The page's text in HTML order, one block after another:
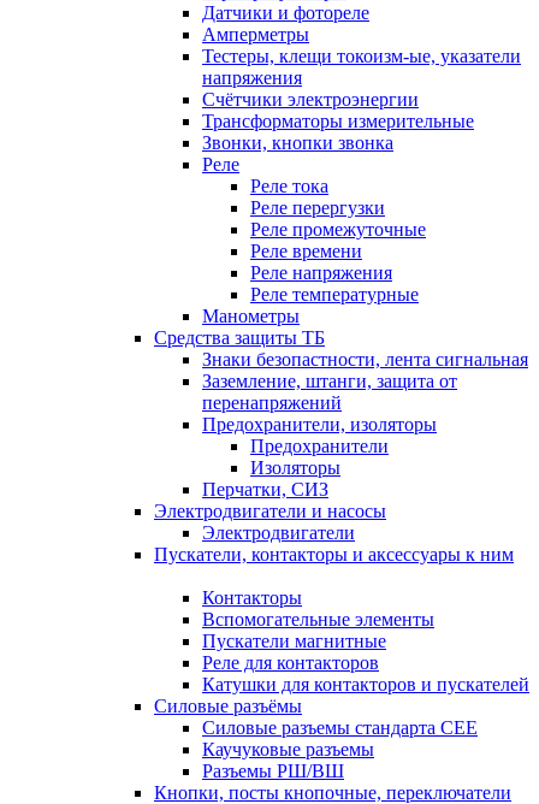
Датчики и фотореле
Амперметры
Тестеры, клещи токоизм-ые, указатели
напряжения
Счётчики электроэнергии
Трансформаторы измерительные
Звонки, кнопки звонка
Реле
Реле тока
Реле перергузки
Реле промежуточные
Реле времени
Реле напряжения
Реле температурные
Манометры
Средства защиты ТБ
Знаки безопастности, лента сигнальная
Заземление, штанги, защита от
перенапряжений
Предохранители, изоляторы
Предохранители
Изоляторы
Перчатки, СИЗ
Электродвигатели и насосы
Электродвигатели
Пускатели, контакторы и аксессуары к ним
Контакторы
Вспомогательные элементы
Пускатели магнитные
Реле для контакторов
Катушки для контакторов и пускателей
Силовые разъёмы
Силовые разъемы стандарта СЕЕ
Каучуковые разъемы
Разъемы РШ/ВШ
Кнопки, посты кнопочные, переключатели